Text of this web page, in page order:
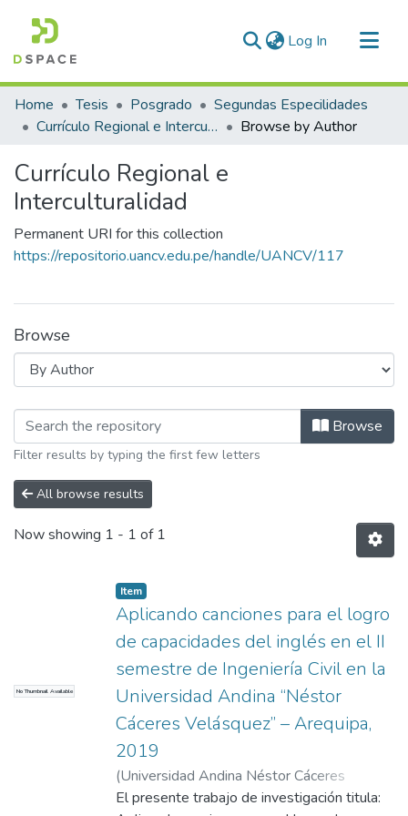
Log In (current)
Communities & Collections
All of DSpace
Home Tesis Posgrado
Segundas Especilidades
Currículo Regional e Interculturalidad
Browse by Author
Currículo Regional e
Interculturalidad
Permanent URI for this collection
https://repositorio.uancv.edu.pe/handle/UANCV/117
Browse
Browsing Currículo Regional eBrowse
Filter results by typing the first few letters
All browse results
Now showing 1 - 1 of 1
No Thumbnail Available
Item
Aplicando canciones para el logro
de capacidades del inglés en el II
semestre de Ingeniería Civil en la
Universidad Andina “Néstor
Cáceres Velásquez” – Arequipa,
2019
(Universidad Andina Néstor Cáceres
Velásquez,2022)Aparicio De La Riva,
El presente trabajo de investigación titula: